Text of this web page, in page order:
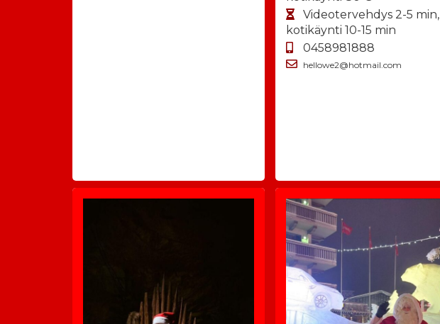
Videotervehdys 2-5 min,
kotikäynti 10-15 min
0458981888
hellowe2@hotmail.com